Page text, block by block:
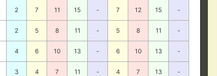
2 7 11 15 - 7 12 15 -
2 5 8 11 - 5 8 11 -
4 6 10 13 - 6 10 13 -
3 4 7 11 - 4 7 13 -